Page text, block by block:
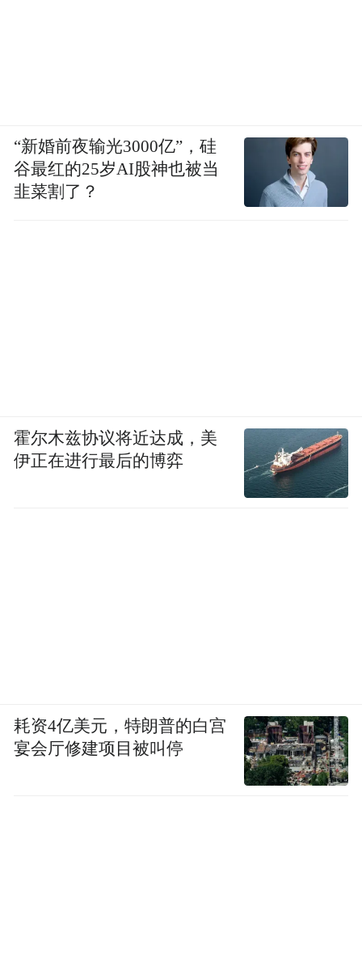
“新婚前夜输光3000亿”，硅
谷最红的25岁AI股神也被当
韭菜割了？
霍尔木兹协议将近达成，美
伊正在进行最后的博弈
耗资4亿美元，特朗普的白宫
宴会厅修建项目被叫停